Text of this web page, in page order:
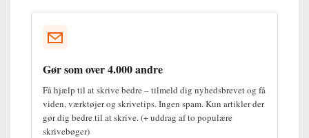
Gør som over 4.000 andre
Få hjælp til at skrive bedre – tilmeld dig nyhedsbrevet og få
viden, værktøjer og skrivetips. Ingen spam. Kun artikler der
gør dig bedre til at skrive. (+ uddrag af to populære
skrivebøger)